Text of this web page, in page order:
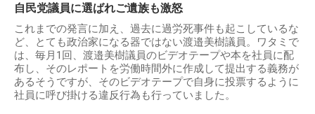
自民党議員に選ばれご遺族も激怒
これまでの発言に加え、過去に過労死事件も起こしているな
ど、とても政治家になる器ではない渡邉美樹議員。ワタミで
は、毎月1回、渡邉美樹議員のビデオテープや本を社員に配
布し、そのレポートを労働時間外に作成して提出する義務が
あるそうですが、そのビデオテープで自身に投票するように
社員に呼び掛ける違反行為も行っていました。